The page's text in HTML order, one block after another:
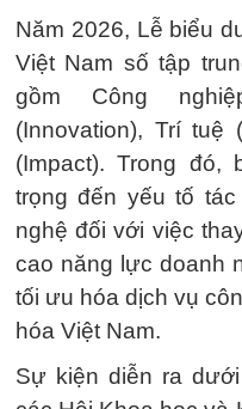
Năm 2026, Lễ biểu
Việt Nam số tập
gồm Công
(Innovation), Trí tuệ
(Impact). Trong
trọng đến yếu tố
nghệ đối với việc
cao năng lực doanh
tối ưu hóa dịch vụ
hóa Việt Nam.
Sự kiện diễn ra